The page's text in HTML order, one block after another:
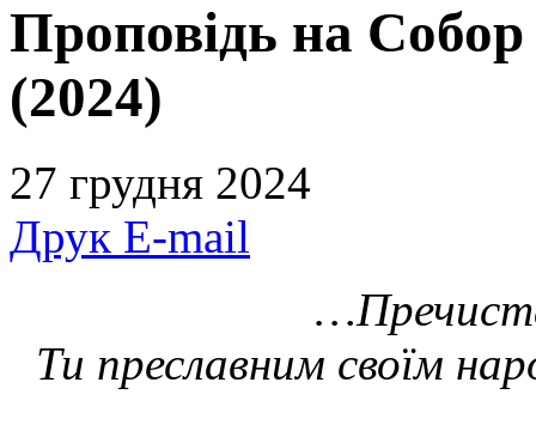
Проповідь на Собор
(2024)
27 грудня 2024
Друк E-mail
…
Ти преславним своїм